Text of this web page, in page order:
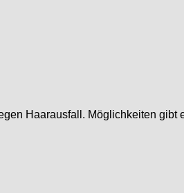
Haarausfall. Möglichkeiten gibt